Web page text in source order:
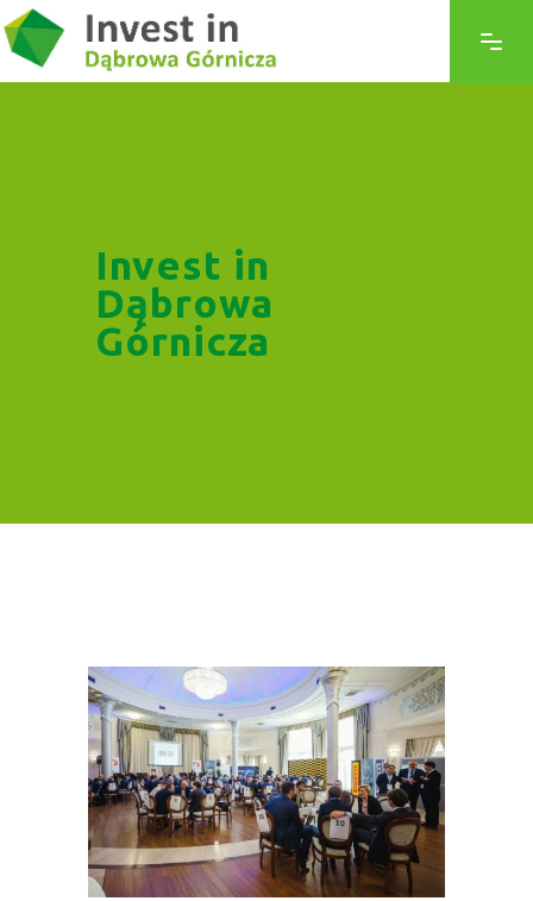
Invest in
Dąbrowa
Górnicza